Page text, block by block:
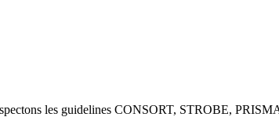
les guidelines CONSORT, STROBE,